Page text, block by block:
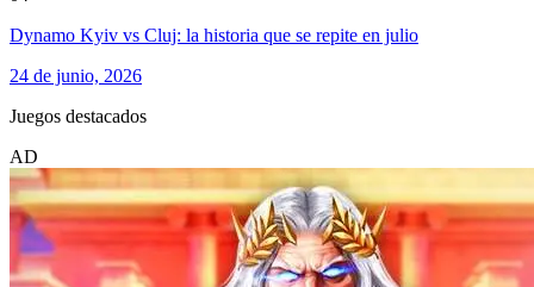
Dynamo Kyiv vs Cluj: la historia que se repite en julio
24 de junio, 2026
Juegos destacados
AD